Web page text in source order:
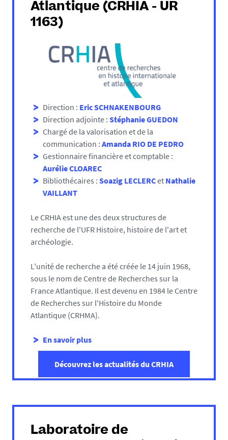
Atlantique (CRHIA - UR
1163)
Direction : Eric SCHNAKENBOURG
Direction adjointe : Stéphanie GUEDON
Chargé de la valorisation et de la
communication : Amanda RIO DE PEDRO
Gestionnaire financière et comptable :
Aurélie CLOAREC
Bibliothécaires : Soazig LECLERCet Nathalie
VAILLANT
Le CRHIA est une des deux structures de
recherche de l'UFR Histoire, histoire de l'art et
archéologie.
L'unité de recherche a été créée le 14 juin 1968,
sous le nom de Centre de Recherches sur la
France Atlantique. Il est devenu en 1984 le Centre
de Recherches sur l'Histoire du Monde
Atlantique (CRHMA).
En savoir plus
Découvrez lesactualités du CRHIA
Laboratoire de